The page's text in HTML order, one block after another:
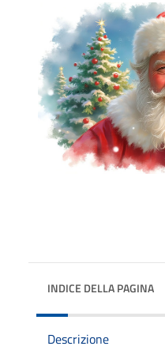
INDICE DELLA PAGINA
Descrizione